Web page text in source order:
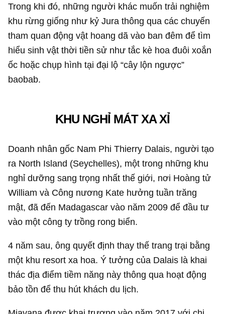
Trong khi đó, những người khác muốn trải nghiệm
khu rừng giống như kỷ Jura thông qua các chuyến
tham quan động vật hoang dã vào ban đêm để tìm
hiểu sinh vật thời tiền sử như tắc kè hoa đuôi xoắn
ốc hoặc chụp hình tại đại lộ “cây lộn ngược”
baobab.
KHU NGHỈ MÁT XA XỈ
Doanh nhân gốc Nam Phi Thierry Dalais, người tạo
ra North Island (Seychelles), một trong những khu
nghỉ dưỡng sang trọng nhất thế giới, nơi Hoàng tử
William và Công nương Kate hưởng tuần trăng
mật, đã đến Madagascar vào năm 2009 để đầu tư
vào một công ty trồng rong biển.
4 năm sau, ông quyết định thay thế trang trại bằng
một khu resort xa hoa. Ý tưởng của Dalais là khai
thác địa điểm tiềm năng này thông qua hoạt động
bảo tồn để thu hút khách du lịch.